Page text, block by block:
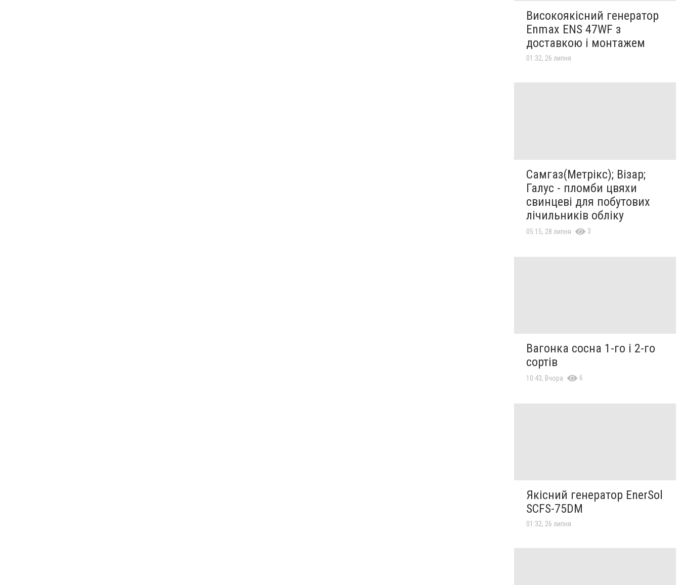
Високоякісний генератор
Enmax ENS 47WF з
доставкою і монтажем
01:32, 26 липня
Самгаз(Метрікс); Візар;
Галус - пломби цвяхи
свинцеві для побутових
лічильників обліку
05:15, 28 липня 3
Вагонка сосна 1-го і 2-го
сортів
10:43, Вчора 6
Якісний генератор EnerSol
SCFS-75DM
01:32, 26 липня